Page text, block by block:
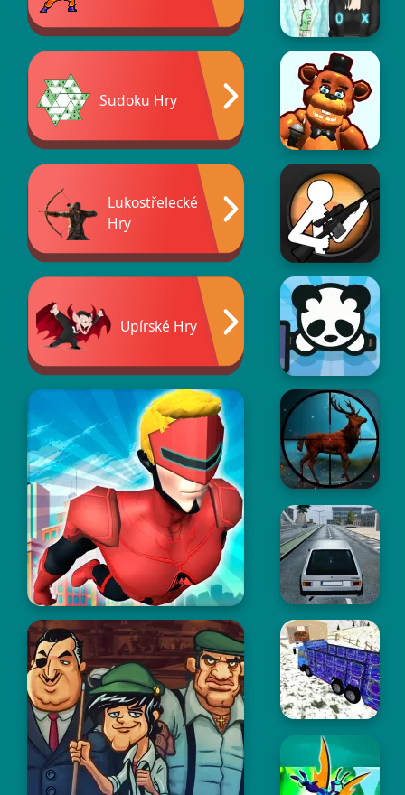
Sudoku Hry
Lukostřelecké
Hry
Upírské Hry